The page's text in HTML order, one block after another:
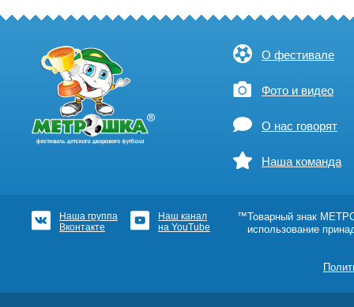
О фестивале
Фото и видео
О нас говорят
Наша команда
Наша группа
Вконтакте
Наш канал
на YouTube
™Товарный знак
использование